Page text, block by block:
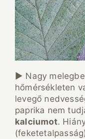
► Nagy
hőmérsékleten
levegő
paprika nem
kalciumot.